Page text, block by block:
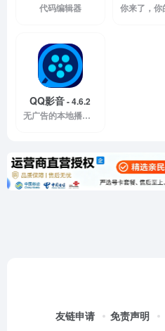
代码编辑器
QQ影音- 4.6.2
无广告的本地播放器
友链申请 免责声明